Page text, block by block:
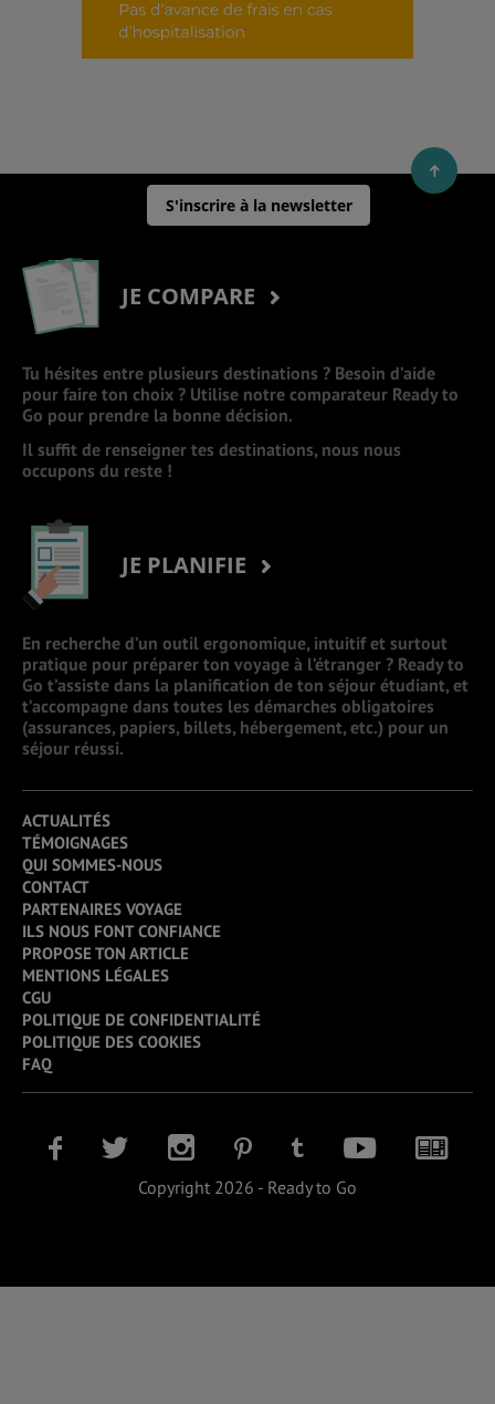
S'inscrire à la newsletter
JE COMPARE
Tu hésites entre plusieurs destinations ? Besoin d’aide
pour faire ton choix ? Utilise notre comparateur Ready to
Go pour prendre la bonne décision.
Il suffit de renseigner tes destinations, nous nous
occupons du reste !
JE PLANIFIE
En recherche d’un outil ergonomique, intuitif et surtout
pratique pour préparer ton voyage à l’étranger ? Ready to
Go t’assiste dans la planification de ton séjour étudiant, et
t’accompagne dans toutes les démarches obligatoires
(assurances, papiers, billets, hébergement, etc.) pour un
séjour réussi.
ACTUALITÉS
TÉMOIGNAGES
QUI SOMMES-NOUS
CONTACT
PARTENAIRES VOYAGE
ILS NOUS FONT CONFIANCE
PROPOSE TON ARTICLE
MENTIONS LÉGALES
CGU
POLITIQUE DE CONFIDENTIALITÉ
POLITIQUE DES COOKIES
FAQ
Copyright 2026 - Ready to Go